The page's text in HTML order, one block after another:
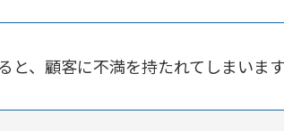
、顧客に不満を持たれてしまいます